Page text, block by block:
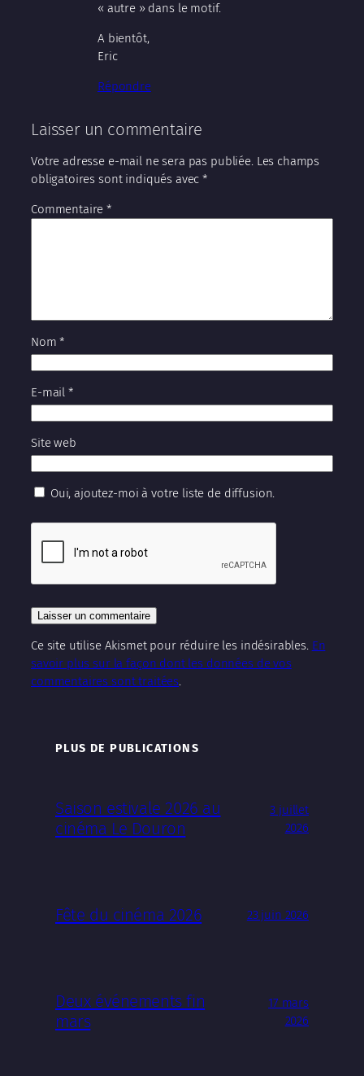
« autre » dans le motif.
A bientôt,
Eric
Répondre
Laisser un commentaire
Votre adresse e-mail ne sera pas publiée. Les champs
obligatoires sont indiqués avec*
Commentaire*
Nom*
E-mail *
Site web
Oui, ajoutez-moi à votre liste de diffusion.
Ce site utilise Akismet pour réduire les indésirables. En
savoir plus sur la façon dont les données de vos
commentaires sont traitées.
PLUS DE PUBLICATIONS
Saison estivale 2026 au
cinéma Le Douron
3 juillet
2026
Fête du cinéma 2026 23 juin 2026
Deux événements fin
mars
17 mars
2026